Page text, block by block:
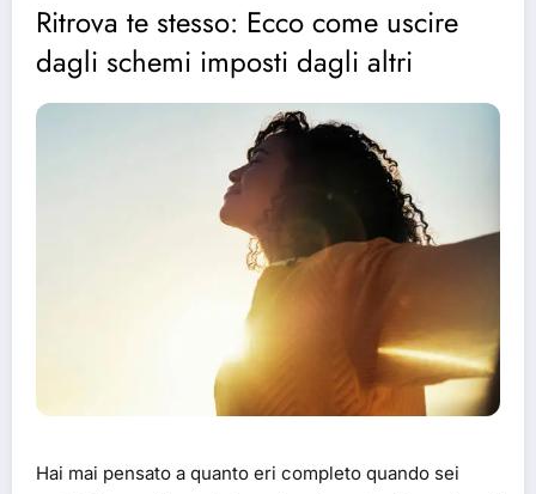
Ritrova te stesso: Ecco come uscire
dagli schemi imposti dagli altri
Hai mai pensato a quanto eri completo quando sei